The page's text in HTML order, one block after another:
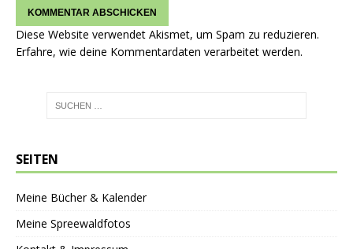
Diese Website verwendet Akismet, um Spam zu reduzieren.
Erfahre, wie deine Kommentardaten verarbeitet werden.
SEITEN
Meine Bücher & Kalender
Meine Spreewaldfotos